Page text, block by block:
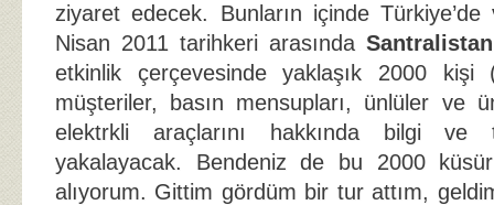
ziyaret edecek. Bunların içinde Türkiye’de
Nisan 2011 tarihkeri arasında
etkinlik çerçevesinde yaklaşık 2000 kişi
müşteriler, basın mensupları, ünlüler ve
elektrkli araçlarını hakkında bilgi ve
yakalayacak. Bendeniz de bu 2000
alıyorum. Gittim gördüm bir tur attım,